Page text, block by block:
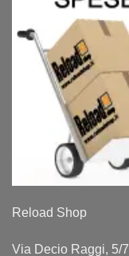
Reload Shop
Via Decio Raggi, 5/7